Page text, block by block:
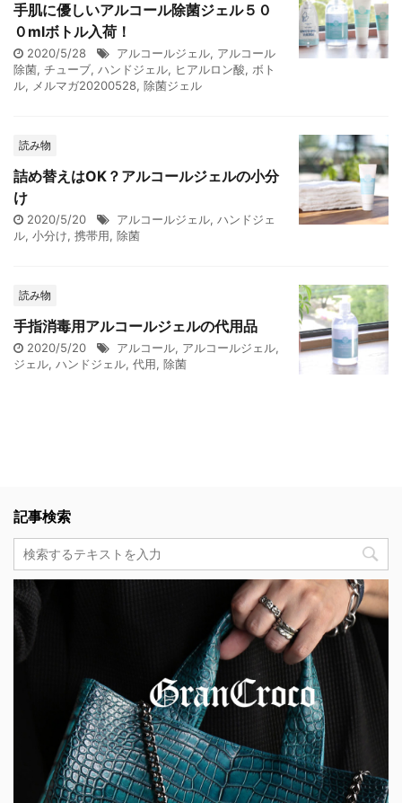
手肌に優しいアルコール除菌ジェル５０
０mlボトル入荷！
2020/5/28 アルコールジェル, アルコール
除菌, チューブ, ハンドジェル, ヒアルロン酸, ボト
ル, メルマガ20200528, 除菌ジェル
読み物
詰め替えはOK？アルコールジェルの小分
け
2020/5/20 アルコールジェル, ハンドジェ
ル, 小分け, 携帯用, 除菌
読み物
手指消毒用アルコールジェルの代用品
2020/5/20 アルコール, アルコールジェル,
ジェル, ハンドジェル, 代用, 除菌
記事検索